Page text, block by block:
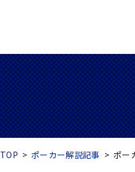
TOP ポーカー解説記事 ポー